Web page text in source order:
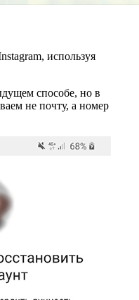
используя
способе, но в
не почту, а номер